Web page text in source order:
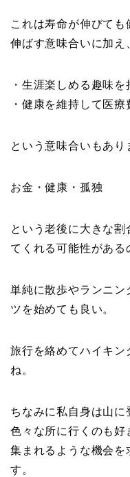
これは寿命が伸びて
伸ばす意味合いに加え
・生涯楽しめる趣味を
・健康を維持して医療
という意味合いもあり
お金・健康・孤独
という老後に大きな
てくれる可能性がある
単純に散歩やランニン
ツを始めても良い。
旅行を絡めてハイキン
ね。
ちなみに私自身は山
色々な所に行くのも
集まれるような機会を
す。